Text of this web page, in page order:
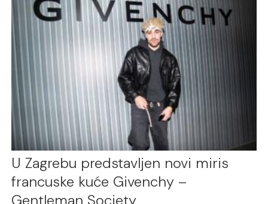
U Zagrebu predstavljen novi miris
francuske kuće Givenchy –
Gentleman Society